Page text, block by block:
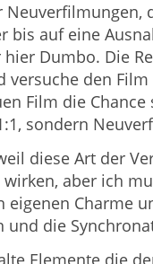
bis auf eine
Dumbo. Die
versuche den
Film die
sondern
diese Art der
aber ich
Charme
die
Elemente die